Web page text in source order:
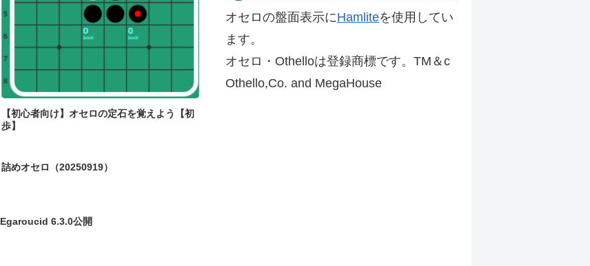
【初心者向け】オセロの定石を覚えよう【初
歩】
詰めオセロ（20250919）
Egaroucid 6.3.0公開
オセロの盤面表示にHamliteを使用してい
ます。
オセロ・Othelloは登録商標です。TM＆c
Othello,Co. and MegaHouse